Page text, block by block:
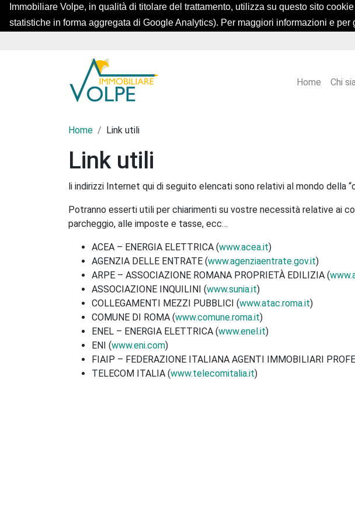
Immobiliare Volpe, in qualità di titolare del trattamento, utilizza su questo sito
statistiche in forma aggregata di Google Analytics). Per maggiori informazioni e
Home Chi
Home Link utili
Link utili
li indirizzi Internet qui di seguito elencati sono relativi al mondo della
Potranno esserti utili per chiarimenti su vostre necessità relative ai
parcheggio, alle imposte e tasse, ecc…
ACEA – ENERGIA ELETTRICA (www.acea.it)
AGENZIA DELLE ENTRATE (www.agenziaentrate.gov.it)
ARPE – ASSOCIAZIONE ROMANA PROPRIETÀ EDILIZIA (
ASSOCIAZIONE INQUILINI (www.sunia.it)
COLLEGAMENTI MEZZI PUBBLICI (www.atac.roma.it)
COMUNE DI ROMA (www.comune.roma.it)
ENEL – ENERGIA ELETTRICA (www.enel.it)
ENI (www.eni.com)
FIAIP – FEDERAZIONE ITALIANA AGENTI IMMOBILIARI
TELECOM ITALIA (www.telecomitalia.it)